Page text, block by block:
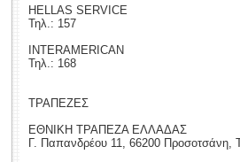
HELLAS SERVICE
Τηλ.: 157
INTERAMERICAN
Τηλ.: 168
ΤΡΑΠΕΖΕΣ
ΕΘΝΙΚΗ ΤΡΑΠΕΖΑ ΕΛΛΑΔΑΣ
Γ. Παπανδρέου 11, 66200 Προσοτσάνη,